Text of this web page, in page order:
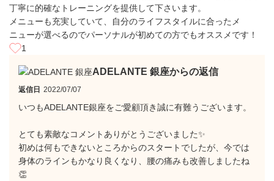
丁寧に的確なトレーニングを提供して下さいます。
メニューも充実していて、自分のライフスタイルに合ったメ
ニューが選べるのでパーソナルが初めての方でもオススメです！
1
ADELANTE 銀座からの返信
返信日 2022/07/07
いつもADELANTE銀座をご愛顧頂き誠に有難うございます。
とても素敵なコメントありがとうございました✨
初めは何もできないところからのスタートでしたが、今では
身体のラインもかなり良くなり、腰の痛みも改善しましたね
👏